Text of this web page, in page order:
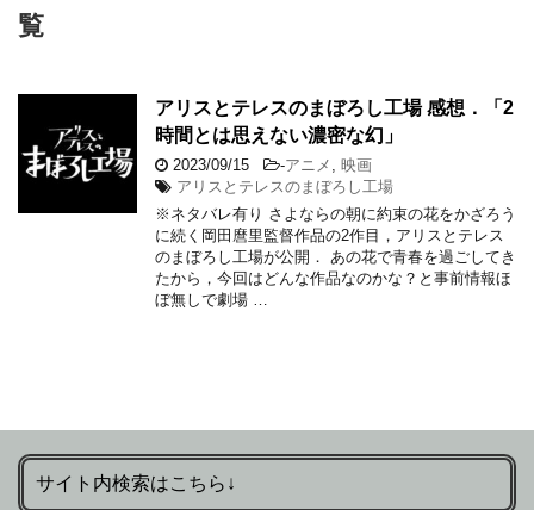
覧
アリスとテレスのまぼろし工場 感想．「2
時間とは思えない濃密な幻」
2023/09/15 -アニメ
映画
アリスとテレスのまぼろし工場
※ネタバレ有り さよならの朝に約束の花をかざろう
に続く岡田麿里監督作品の2作目，アリスとテレス
のまぼろし工場が公開． あの花で青春を過ごしてき
たから，今回はどんな作品なのかな？と事前情報ほ
ぼ無しで劇場 …
サイト内検索はこちら↓